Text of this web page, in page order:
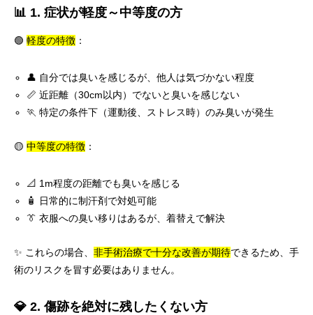
📊 1. 症状が軽度～中等度の方
🟢 軽度の特徴 ：
👤 自分では臭いを感じるが、他人は気づかない程度
📏 近距離（30cm以内）でないと臭いを感じない
🏃 特定の条件下（運動後、ストレス時）のみ臭いが発生
🟡 中等度の特徴 ：
📐 1m程度の距離でも臭いを感じる
🧴 日常的に制汗剤で対処可能
👔 衣服への臭い移りはあるが、着替えで解決
✨ これらの場合、 非手術治療で十分な改善が期待できるため、手
術のリスクを冒す必要はありません。
💎 2. 傷跡を絶対に残したくない方